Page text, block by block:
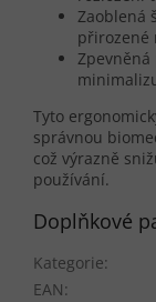
Zaoblená
přirozené
Tyto
správnou
což výrazně
používání.
Doplňkové
Kategorie:
EAN: